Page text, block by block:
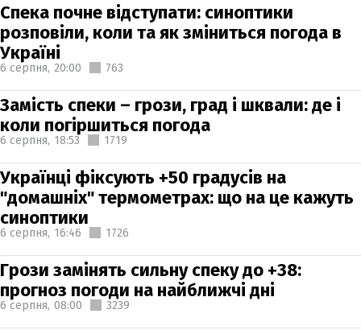
Спека почне відступати: синоптики
розповіли, коли та як зміниться погода в
Україні
6 серпня, 20:00 763
Замість спеки – грози, град і шквали: де і
коли погіршиться погода
6 серпня, 18:53 1719
Українці фіксують +50 градусів на
"домашніх" термометрах: що на це кажуть
синоптики
6 серпня, 16:46 1726
Грози замінять сильну спеку до +38:
прогноз погоди на найближчі дні
6 серпня, 08:00 3239